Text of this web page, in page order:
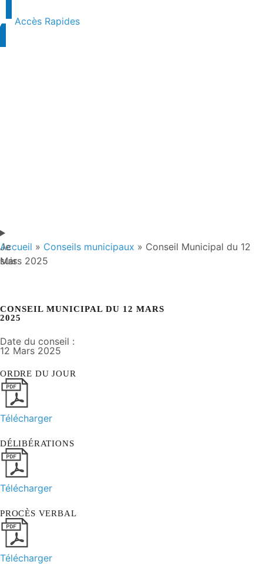
Accès Rapides
Je
suis
Accueil » Conseils municipaux » Conseil Municipal du 12
Mars 2025
CONSEIL MUNICIPAL DU 12 MARS
2025
Date du conseil :
12 Mars 2025
ORDRE DU JOUR
Télécharger
DÉLIBÉRATIONS
Télécharger
PROCÈS VERBAL
Télécharger